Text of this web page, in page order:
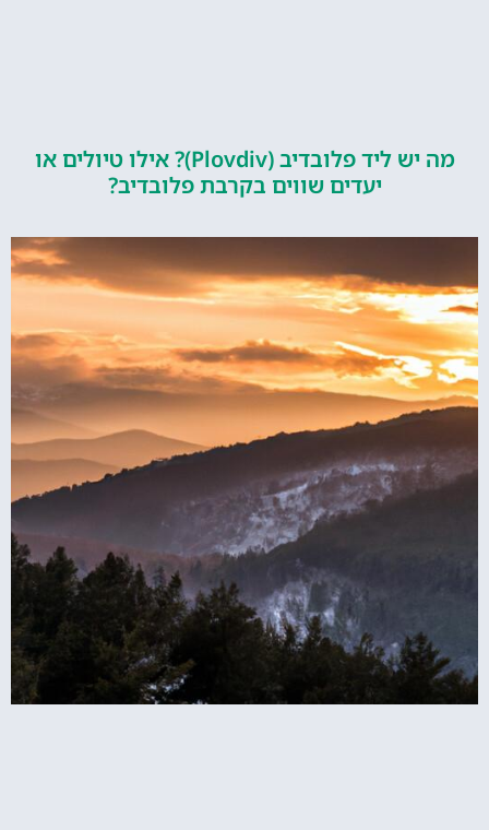
מה יש ליד פלובדיב (Plovdiv)? אילו טיולים או
יעדים שווים בקרבת פלובדיב?